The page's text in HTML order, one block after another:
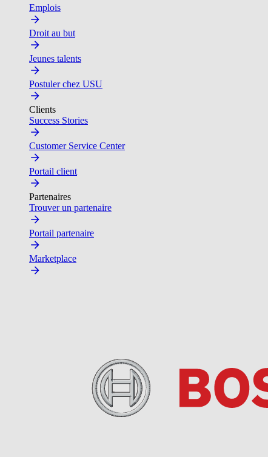
Emplois
Droit au but
Jeunes talents
Postuler chez USU
Clients
Success Stories
Customer Service Center
Portail client
Partenaires
Trouver un partenaire
Portail partenaire
Marketplace